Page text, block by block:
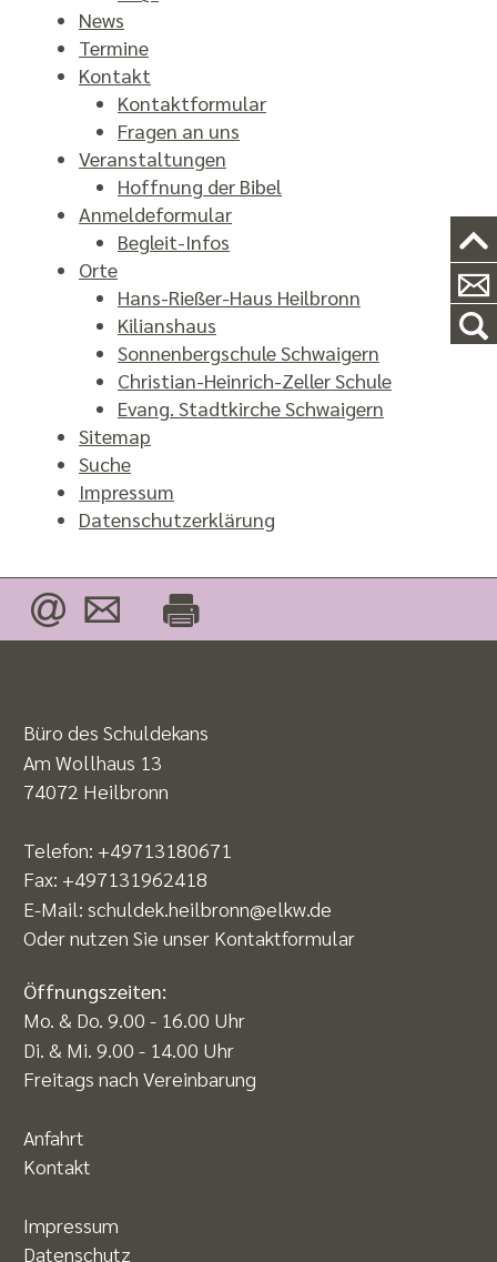
News
Termine
Kontakt
Kontaktformular
Fragen an uns
Veranstaltungen
Hoffnung der Bibel
Anmeldeformular
Begleit-Infos
Orte
Hans-Rießer-Haus Heilbronn
Kilianshaus
Sonnenbergschule Schwaigern
Christian-Heinrich-Zeller Schule
Evang. Stadtkirche Schwaigern
Sitemap
Suche
Impressum
Datenschutzerklärung
Büro des Schuldekans
Am Wollhaus 13
74072 Heilbronn
Telefon: +49713180671
Fax: +497131962418
E-Mail: schuldek.heilbronn@elkw.de
Oder nutzen Sie unser Kontaktformular
Öffnungszeiten:
Mo. & Do. 9.00 - 16.00 Uhr
Di. & Mi. 9.00 - 14.00 Uhr
Freitags nach Vereinbarung
Anfahrt
Kontakt
Impressum
Datenschutz